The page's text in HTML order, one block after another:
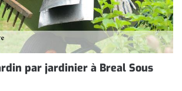
par jardinier à Breal Sous